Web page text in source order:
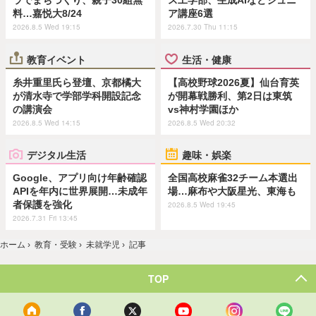
料…嘉悦大8/24
2026.8.5 Wed 19:15
ア講座6選
2026.7.30 Thu 11:15
教育イベント
糸井重里氏ら登壇、京都橘大
が清水寺で学部学科開設記念
の講演会
2026.8.5 Wed 14:15
生活・健康
【高校野球2026夏】仙台育英
が開幕戦勝利、第2日は東筑
vs神村学園ほか
2026.8.5 Wed 20:32
デジタル生活
Google、アプリ向け年齢確認
APIを年内に世界展開…未成年
者保護を強化
2026.7.31 Fri 13:45
趣味・娯楽
全国高校麻雀32チーム本選出
場…麻布や大阪星光、東海も
2026.8.5 Wed 19:45
ホーム › 教育・受験 › 未就学児 › 記事
TOP